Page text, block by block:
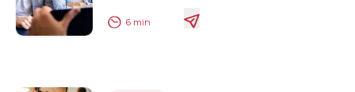
6 min